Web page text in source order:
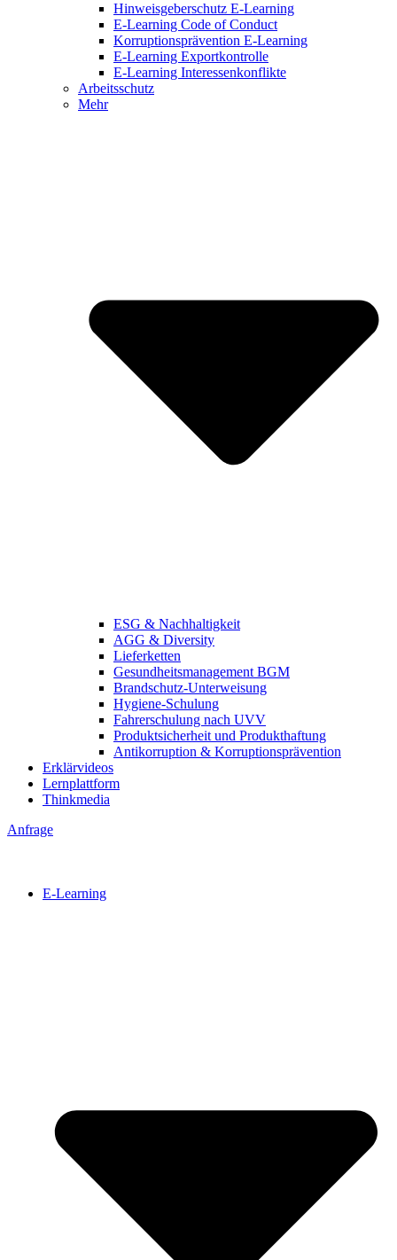
Hinweisgeberschutz E-Learning
E-Learning Code of Conduct
Korruptionsprävention E-Learning
E-Learning Exportkontrolle
E-Learning Interessenkonflikte
Arbeitsschutz
Mehr
ESG & Nachhaltigkeit
AGG & Diversity
Lieferketten
Gesundheitsmanagement BGM
Brandschutz-Unterweisung
Hygiene-Schulung
Fahrerschulung nach UVV
Produktsicherheit und Produkthaftung
Antikorruption & Korruptionsprävention
Erklärvideos
Lernplattform
Thinkmedia
Anfrage
E-Learning